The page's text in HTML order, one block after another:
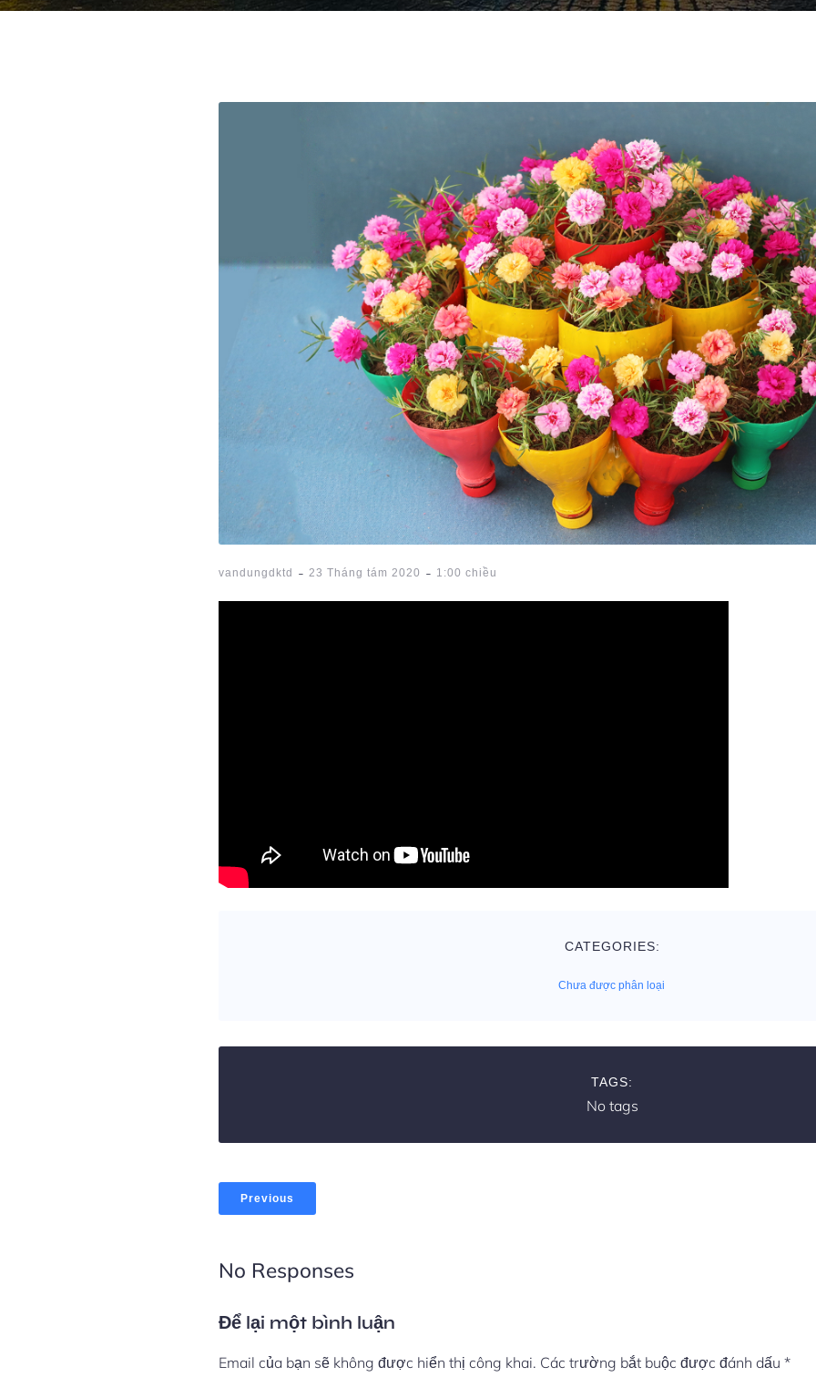
vandungdktd - 23 Tháng tám 2020 - 1:00 chiều
CATEGORIES:
Chưa được phân loại
TAGS:
No tags
Previous
No Responses
Để lại một bình luận
Email của bạn sẽ không được hiển thị công khai. Các trường bắt buộc được đánh dấu *